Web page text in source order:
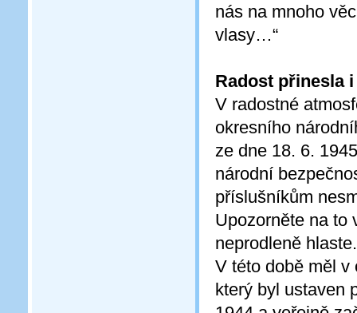
nás na mnoho
vlasy…“
Radost přinesla
V radostné
okresního
ze dne 18. 6.
národní
příslušníkům
Upozorněte na to
neprodleně
V této době měl
který byl ustaven